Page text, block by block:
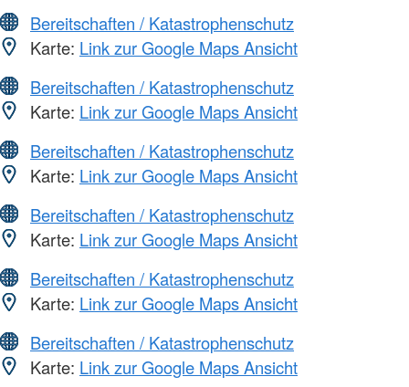
Bereitschaften / Katastrophenschutz
Karte: Link zur Google Maps Ansicht
Bereitschaften / Katastrophenschutz
Karte: Link zur Google Maps Ansicht
Bereitschaften / Katastrophenschutz
Karte: Link zur Google Maps Ansicht
Bereitschaften / Katastrophenschutz
Karte: Link zur Google Maps Ansicht
Bereitschaften / Katastrophenschutz
Karte: Link zur Google Maps Ansicht
Bereitschaften / Katastrophenschutz
Karte: Link zur Google Maps Ansicht